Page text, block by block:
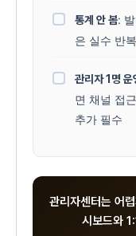
통계 안 봄:
은 실수 반복
관리자 1명 운
면 채널 접
추가 필수
관리자센터는 어
시보드와